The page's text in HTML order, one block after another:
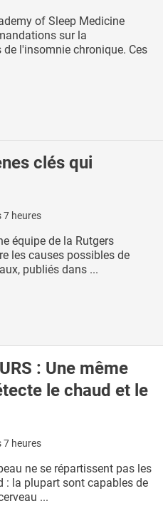
of Sleep Medicine
sur la
l'insomnie chronique. Ces
clés qui
7 heures
équipe de la Rutgers
les causes possibles de
publiés dans ...
: Une même
le chaud et le
7 heures
ne se répartissent pas les
: la plupart sont capables de
...